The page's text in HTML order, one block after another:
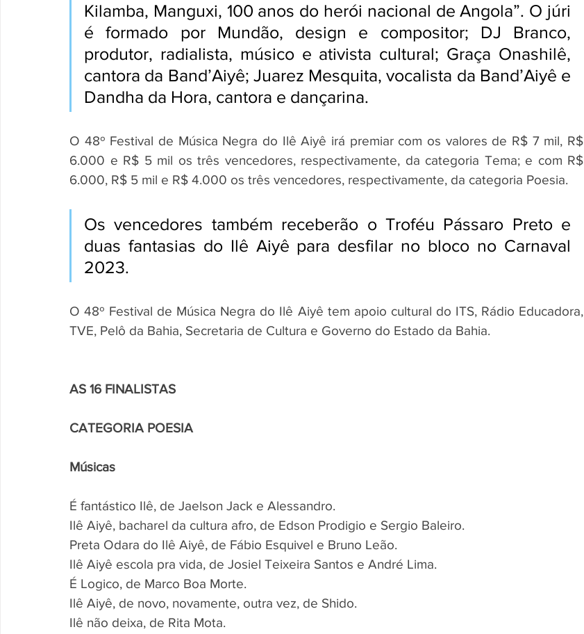
Kilamba, Manguxi, 100 anos do herói nacional de Angola”. O júri
é formado por Mundão, design e compositor; DJ Branco,
produtor, radialista, músico e ativista cultural; Graça Onashilê,
cantora da Band’Aiyê; Juarez Mesquita, vocalista da Band’Aiyê e
Dandha da Hora, cantora e dançarina.
O 48º Festival de Música Negra do Ilê Aiyê irá premiar com os valores de R$ 7 mil, R$
6.000 e R$ 5 mil os três vencedores, respectivamente, da categoria Tema; e com R$
6.000, R$ 5 mil e R$ 4.000 os três vencedores, respectivamente, da categoria Poesia.
Os vencedores também receberão o Troféu Pássaro Preto e
duas fantasias do Ilê Aiyê para desfilar no bloco no Carnaval
2023.
O 48º Festival de Música Negra do Ilê Aiyê tem apoio cultural do ITS, Rádio Educadora,
TVE, Pelô da Bahia, Secretaria de Cultura e Governo do Estado da Bahia.
AS 16 FINALISTAS
CATEGORIA POESIA
Músicas
É fantástico Ilê, de Jaelson Jack e Alessandro.
Ilê Aiyê, bacharel da cultura afro, de Edson Prodigio e Sergio Baleiro.
Preta Odara do Ilê Aiyê, de Fábio Esquivel e Bruno Leão.
Ilê Aiyê escola pra vida, de Josiel Teixeira Santos e André Lima.
É Logico, de Marco Boa Morte.
Ilê Aiyê, de novo, novamente, outra vez, de Shido.
Ilê não deixa, de Rita Mota.